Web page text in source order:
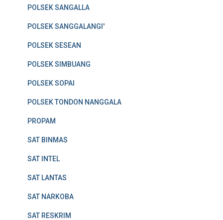
POLSEK SANGALLA
POLSEK SANGGALANGI'
POLSEK SESEAN
POLSEK SIMBUANG
POLSEK SOPAI
POLSEK TONDON NANGGALA
PROPAM
SAT BINMAS
SAT INTEL
SAT LANTAS
SAT NARKOBA
SAT RESKRIM